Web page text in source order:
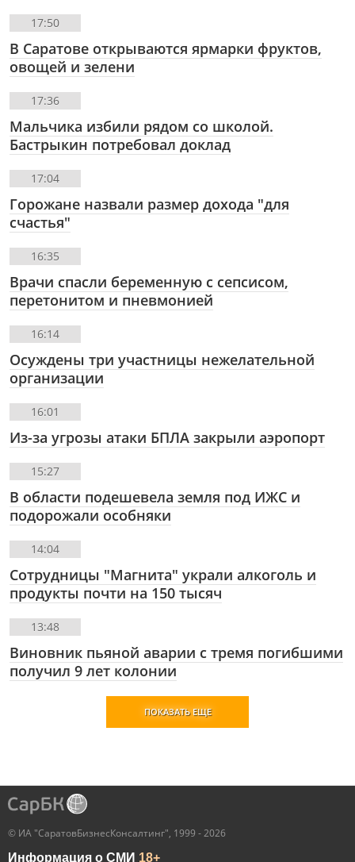
17:50
В Саратове открываются ярмарки фруктов,
овощей и зелени
17:36
Мальчика избили рядом со школой.
Бастрыкин потребовал доклад
17:04
Горожане назвали размер дохода "для
счастья"
16:35
Врачи спасли беременную с сепсисом,
перетонитом и пневмонией
16:14
Осуждены три участницы нежелательной
организации
16:01
Из-за угрозы атаки БПЛА закрыли аэропорт
15:27
В области подешевела земля под ИЖС и
подорожали особняки
14:04
Сотрудницы "Магнита" украли алкоголь и
продукты почти на 150 тысяч
13:48
Виновник пьяной аварии с тремя погибшими
получил 9 лет колонии
ПОКАЗАТЬ ЕЩЕ
© ИА "СаратовБизнесКонсалтинг", 1999 - 2026
Информация о СМИ 18+